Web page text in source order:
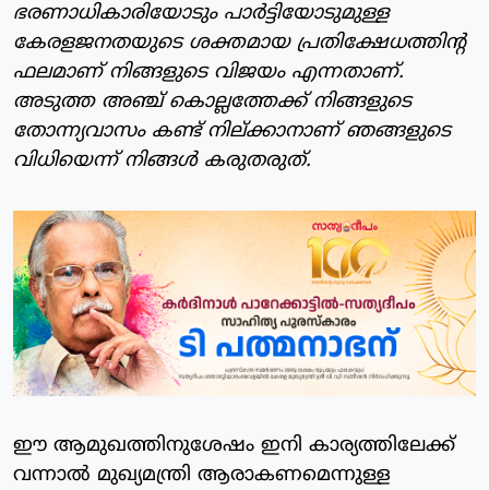
ഭരണാധികാരിയോടും പാര്‍ട്ടിയോടുമുള്ള
കേരളജനതയുടെ ശക്തമായ പ്രതിക്ഷേധത്തിന്റ
ഫലമാണ് നിങ്ങളുടെ വിജയം എന്നതാണ്.
അടുത്ത അഞ്ച് കൊല്ലത്തേക്ക് നിങ്ങളുടെ
തോന്ന്യവാസം കണ്ട് നില്ക്കാനാണ് ഞങ്ങളുടെ
വിധിയെന്ന് നിങ്ങള്‍ കരുതരുത്.
ഈ ആമുഖത്തിനുശേഷം ഇനി കാര്യത്തിലേക്ക്
വന്നാല്‍ മുഖ്യമന്ത്രി ആരാകണമെന്നുള്ള